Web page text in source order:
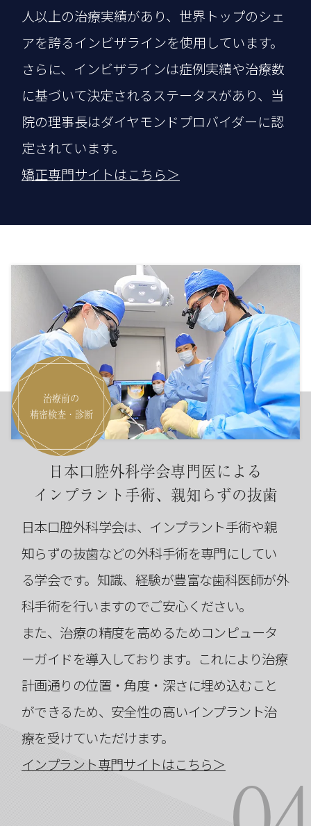
人以上の治療実績があり、世界トップのシェ
アを誇るインビザラインを使用しています。
さらに、インビザラインは症例実績や治療数
に基づいて決定されるステータスがあり、当
院の理事長はダイヤモンドプロバイダーに認
定されています。
矯正専門サイトはこちら＞
治療前の
精密検査・診断
日本口腔外科学会専門医による
インプラント手術、親知らずの抜歯
日本口腔外科学会は、インプラント手術や親
知らずの抜歯などの外科手術を専門にしてい
る学会です。知識、経験が豊富な歯科医師が外
科手術を行いますのでご安心ください。
また、治療の精度を高めるためコンピュータ
ーガイドを導入しております。これにより治療
計画通りの位置・角度・深さに埋め込むこと
ができるため、安全性の高いインプラント治
療を受けていただけます。
インプラント専門サイトはこちら＞